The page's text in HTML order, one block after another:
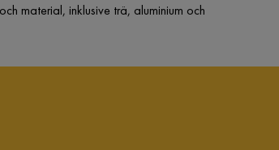
material, inklusive trä, aluminium och